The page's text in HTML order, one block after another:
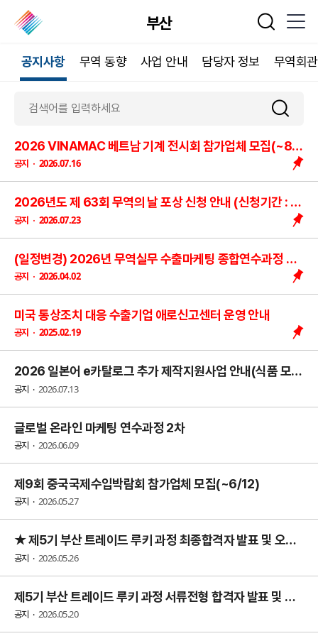
부산 통합검색
공지사항 무역 동향 사업 안내 담당자 정보 무역회관
2026 VINAMAC 베트남 기계 전시회 참가업체 모집(~8/4까지로 연장)
공지 2026.07.16
2026년도 제 63회 무역의 날 포상 신청 안내 (신청기간 : 7/20(월) ~ 8/7(금))
공지 2026.07.23
(일정변경) 2026년 무역실무 수출마케팅 종합연수과정 안내
공지 2026.04.02
미국 통상조치 대응 수출기업 애로신고센터 운영 안내
공지 2025.02.19
2026 일본어 e카탈로그 추가 제작지원사업 안내(식품 모집)
공지 2026.07.13
글로벌 온라인 마케팅 연수과정 2차
공지 2026.06.09
제9회 중국국제수입박람회 참가업체 모집(~6/12)
공지 2026.05.27
★ 제5기 부산 트레이드 루키 과정 최종합격자 발표 및 오리엔테이션 안내
공지 2026.05.26
제5기 부산 트레이드 루키 과정 서류전형 합격자 발표 및 면접 일정 안내
공지
2026.05.20